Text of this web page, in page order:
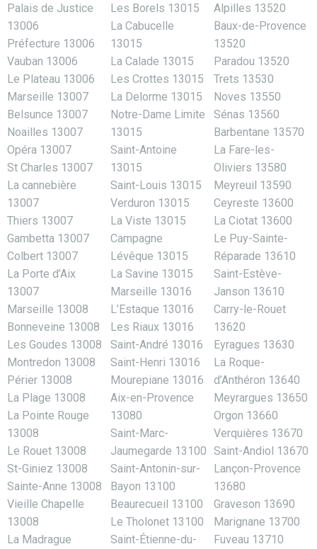
Palais de Justice
13006
Préfecture 13006
Vauban 13006
Le Plateau 13006
Marseille 13007
Belsunce 13007
Noailles 13007
Opéra 13007
St Charles 13007
La cannebière
13007
Thiers 13007
Gambetta 13007
Colbert 13007
La Porte d’Aix
13007
Marseille 13008
Bonneveine 13008
Les Goudes 13008
Montredon 13008
Périer 13008
La Plage 13008
La Pointe Rouge
13008
Le Rouet 13008
St-Giniez 13008
Sainte-Anne 13008
Vieille Chapelle
13008
La Madrague
Les Borels 13015
La Cabucelle
13015
La Calade 13015
Les Crottes 13015
La Delorme 13015
Notre-Dame Limite
13015
Saint-Antoine
13015
Saint-Louis 13015
Verduron 13015
La Viste 13015
Campagne
Lévêque 13015
La Savine 13015
Marseille 13016
L’Estaque 13016
Les Riaux 13016
Saint-André 13016
Saint-Henri 13016
Mourepiane 13016
Aix-en-Provence
13080
Saint-Marc-
Jaumegarde 13100
Saint-Antonin-sur-
Bayon 13100
Beaurecueil 13100
Le Tholonet 13100
Saint-Étienne-du-
Alpilles 13520
Baux-de-Provence
13520
Paradou 13520
Trets 13530
Noves 13550
Sénas 13560
Barbentane 13570
La Fare-les-
Oliviers 13580
Meyreuil 13590
Ceyreste 13600
La Ciotat 13600
Le Puy-Sainte-
Réparade 13610
Saint-Estève-
Janson 13610
Carry-le-Rouet
13620
Eyragues 13630
La Roque-
d’Anthéron 13640
Meyrargues 13650
Orgon 13660
Verquières 13670
Saint-Andiol 13670
Lançon-Provence
13680
Graveson 13690
Marignane 13700
Fuveau 13710